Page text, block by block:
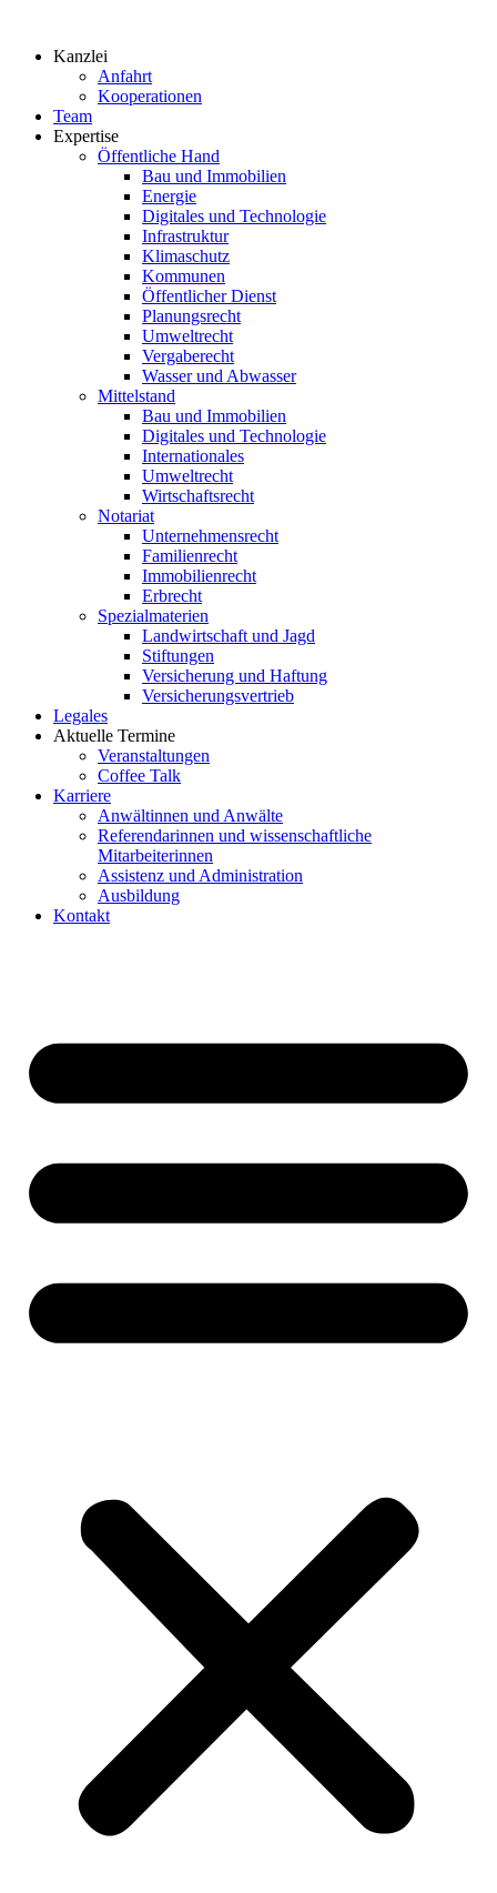
springenKanzlei
Anfahrt
Kooperationen
Team
Expertise
Öffentliche Hand
Bau und Immobilien
Energie
Digitales und Technologie
Infrastruktur
Klimaschutz
Kommunen
Öffentlicher Dienst
Planungsrecht
Umweltrecht
Vergaberecht
Wasser und Abwasser
Mittelstand
Bau und Immobilien
Digitales und Technologie
Internationales
Umweltrecht
Wirtschaftsrecht
Notariat
Unternehmensrecht
Familienrecht
Immobilienrecht
Erbrecht
Spezialmaterien
Landwirtschaft und Jagd
Stiftungen
Versicherung und Haftung
Versicherungsvertrieb
Legales
Aktuelle Termine
Veranstaltungen
Coffee Talk
Karriere
Anwältinnen und Anwälte
Referendarinnen und wissenschaftliche
Mitarbeiterinnen
Assistenz und Administration
Ausbildung
Kontakt